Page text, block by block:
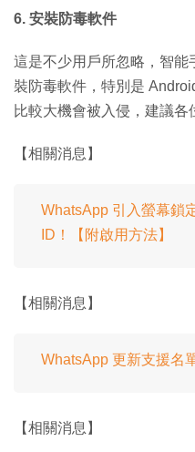
6. 安裝防毒軟件
這是不少用戶所忽略，智
裝防毒軟件，特別是
比較大機會被入侵，建議各
【相關消息】
WhatsApp 引入螢幕鎖
ID！【附啟用方法】
【相關消息】
WhatsApp 更新支援名
【相關消息】